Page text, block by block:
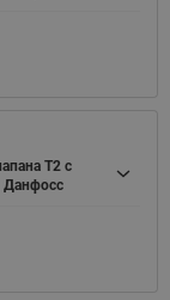
T2 с
Данфосс